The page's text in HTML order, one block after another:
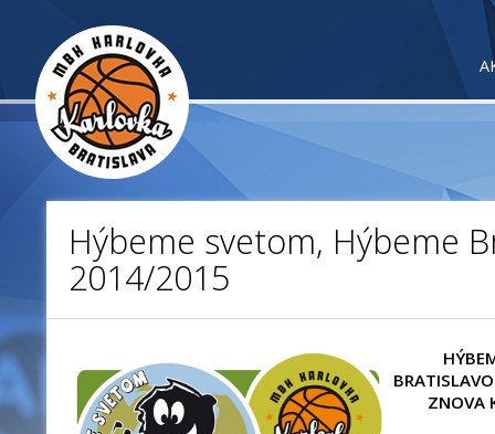
Hýbeme svetom, Hýbeme
2014/2015
ZNOVA